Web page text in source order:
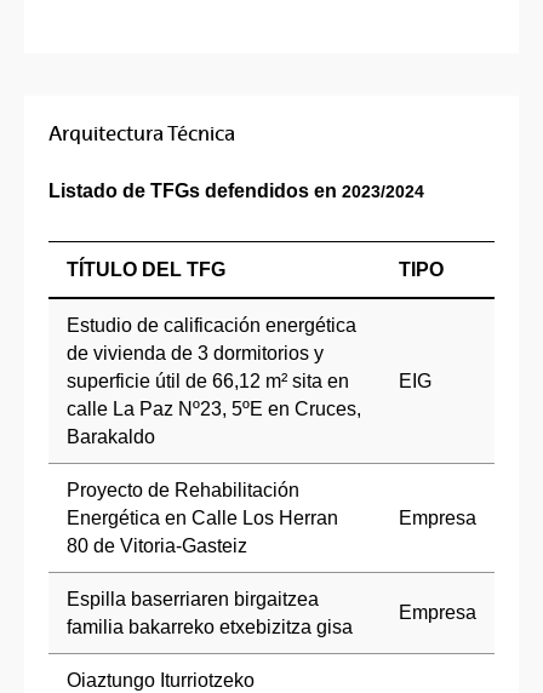
Arquitectura Técnica
Listado de TFGs defendidos en 2023/2024
TÍTULO DEL TFG TIPO
Estudio de calificación energética
de vivienda de 3 dormitorios y
superficie útil de 66,12 m² sita en
calle La Paz Nº23, 5ºE en Cruces,
Barakaldo
EIG
Proyecto de Rehabilitación
Energética en Calle Los Herran
80 de Vitoria-Gasteiz
Empresa
Espilla baserriaren birgaitzea
familia bakarreko etxebizitza gisa
Empresa
Oiaztungo Iturriotzeko